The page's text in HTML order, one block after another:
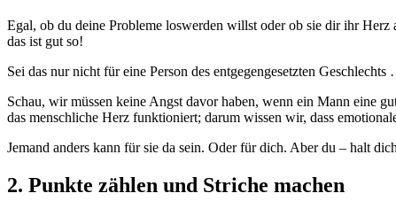
Egal, ob du deine Probleme loswerden willst oder ob sie dir ihr
das ist gut so!
Sei das nur nicht für eine Person des entgegengesetzten
Schau, wir müssen keine Angst davor haben, wenn ein Mann eine
das menschliche Herz funktioniert; darum wissen wir, dass
Jemand anders kann für sie da sein. Oder für dich. Aber du – halt
2. Punkte zählen und Striche machen